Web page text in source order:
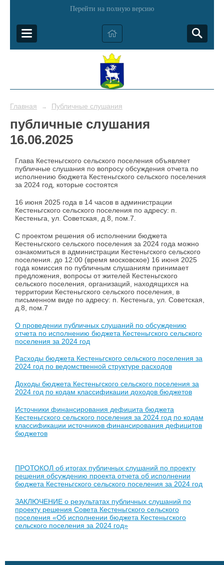
Перейти на полную версию
Главная → Публичные слушания
публичные слушания
16.06.2025
Глава Кестеньгского сельского поселения объявляет
публичные слушания по вопросу обсуждения отчета по
исполнению бюджета Кестеньгского сельского поселения
за 2024 год, которые состоятся
16 июня 2025 года в 14 часов в администрации
Кестеньгского сельского поселения по адресу: п.
Кестеньга, ул. Советская, д.8, пом.7.
С проектом решения об исполнении бюджета
Кестеньгского сельского поселения за 2024 года можно
ознакомиться в администрации Кестеньгского сельского
поселения. до 12:00 (время московское) 16 июня 2025
года комиссия по публичным слушаниям принимает
предложения, вопросы от жителей Кестеньгского
сельского поселения, организаций, находящихся на
территории Кестеньгского сельского поселения, в
письменном виде по адресу: п. Кестеньга, ул. Советская,
д.8, пом.7
О проведении публичных слушаний по обсуждению
отчета по исполнению бюджета Кестеньгского сельского
поселения за 2024 год
Расходы бюджета Кестеньгского сельского поселения за
2024 год по ведомственной структуре расходов
Доходы бюджета Кестеньгского сельского поселения за
2024 год по кодам классификации доходов бюджетов
Источники финансирования дефицита бюджета
Кестеньгского сельского поселения за 2024 год по кодам
классификации источников финансирования дефицитов
бюджетов
ПРОТОКОЛ об итогах публичных слушаний по проекту
решения обсуждению проекта отчета об исполнении
бюджета Кестеньгского сельского поселения за 2024 год
ЗАКЛЮЧЕНИЕ о результатах публичных слушаний по
проекту решения Совета Кестеньгского сельского
поселения «Об исполнении бюджета Кестеньгского
сельского поселения за 2024 год»